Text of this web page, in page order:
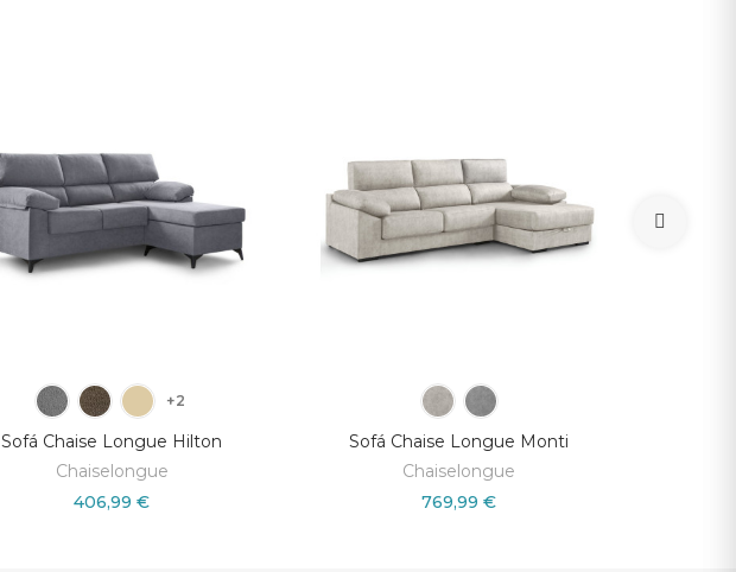
+2
Sofá Chaise Longue Hilton
Chaiselongue
406,99 €
Sofá Chaise Longue Monti
Chaiselongue
769,99 €